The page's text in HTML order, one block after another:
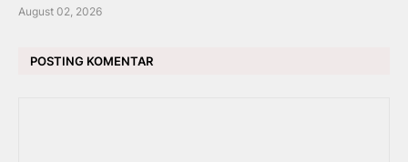
August 02, 2026
POSTING KOMENTAR